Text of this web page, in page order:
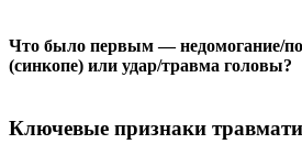
Что было первым — недомогание/
(синкопе) или удар/травма головы?
Ключевые признаки